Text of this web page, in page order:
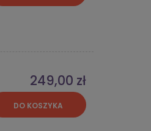
249,00 zł
DO KOSZYKA